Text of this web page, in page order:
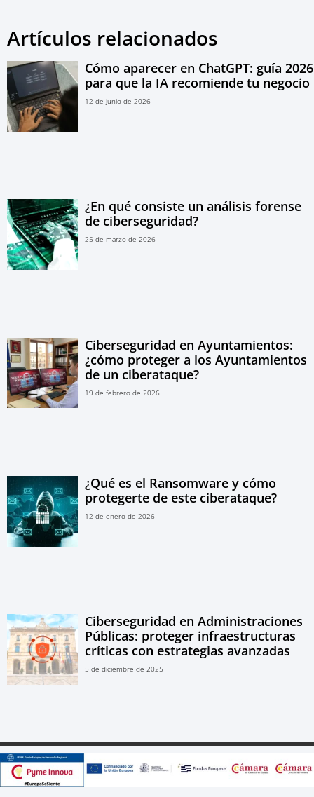
Artículos relacionados
Cómo aparecer en ChatGPT: guía 2026
para que la IA recomiende tu negocio
12 de junio de 2026
¿En qué consiste un análisis forense
de ciberseguridad?
25 de marzo de 2026
Ciberseguridad en Ayuntamientos:
¿cómo proteger a los Ayuntamientos
de un ciberataque?
19 de febrero de 2026
¿Qué es el Ransomware y cómo
protegerte de este ciberataque?
12 de enero de 2026
Ciberseguridad en Administraciones
Públicas: proteger infraestructuras
críticas con estrategias avanzadas
5 de diciembre de 2025